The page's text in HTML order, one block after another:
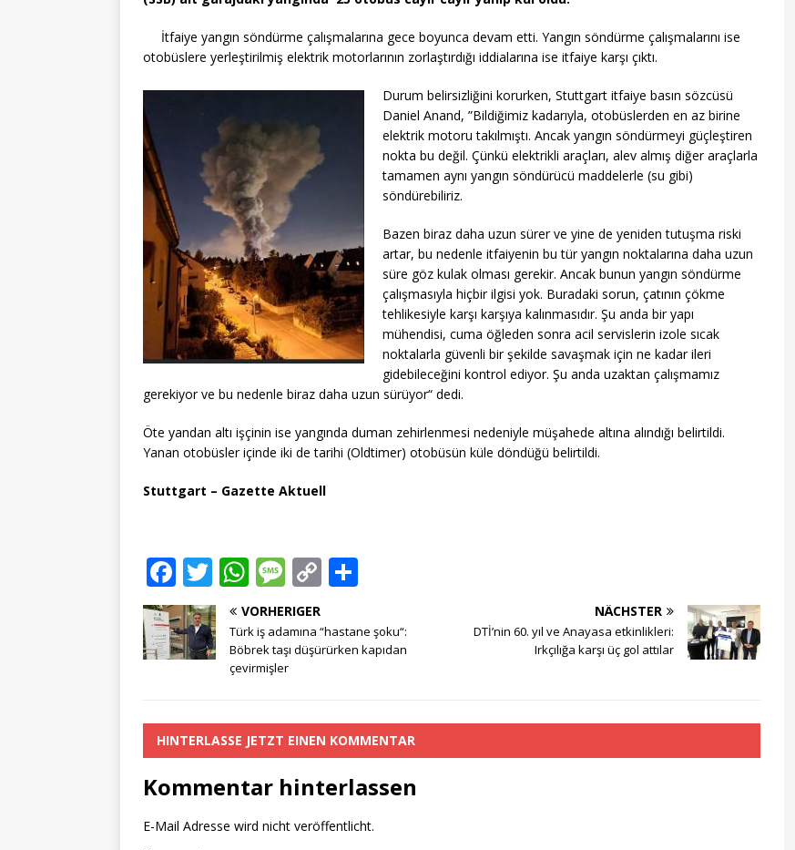
e
b
o
r
s
A
p
g
e
y
Li
n
İtfaiye yangın söndürme çalışmalarına gece boyunca devam etti. Yangın söndürme çalışmalarını ise
otobüslere yerleştirilmiş elektrik motorlarının zorlaştırdığı iddialarına ise itfaiye karşı çıktı.
Durum belirsizliğini korurken, Stuttgart itfaiye basın sözcüsü
Daniel Anand, ”Bildiğimiz kadarıyla, otobüslerden en az birine
elektrik motoru takılmıştı. Ancak yangın söndürmeyi güçleştiren
nokta bu değil. Çünkü elektrikli araçları, alev almış diğer araçlarla
tamamen aynı yangın söndürücü maddelerle (su gibi)
söndürebiliriz.
Bazen biraz daha uzun sürer ve yine de yeniden tutuşma riski
artar, bu nedenle itfaiyenin bu tür yangın noktalarına daha uzun
süre göz kulak olması gerekir. Ancak bunun yangın söndürme
çalışmasıyla hiçbir ilgisi yok. Buradaki sorun, çatının çökme
tehlikesiyle karşı karşıya kalınmasıdır. Şu anda bir yapı
mühendisi, cuma öğleden sonra acil servislerin izole sıcak
noktalarla güvenli bir şekilde savaşmak için ne kadar ileri
gidebileceğini kontrol ediyor. Şu anda uzaktan çalışmamız
gerekiyor ve bu nedenle biraz daha uzun sürüyor“ dedi.
Öte yandan altı işçinin ise yangında duman zehirlenmesi nedeniyle müşahede altına alındığı belirtildi.
Yanan otobüsler içinde iki de tarihi (Oldtimer) otobüsün küle döndüğü belirtildi.
Stuttgart – Gazette Aktuell
F
a
c
e
o
o
k
T
w
it
te
W
h
at
s
p
p
M
e
ss
a
e
C
p
y
n
k
le
n
VORHERIGER
Türk iş adamına “hastane şoku“:
Böbrek taşı düşürürken kapıdan
çevirmişler
NÄCHSTER
DTİ’nin 60. yıl ve Anayasa etkinlikleri:
Irkçılığa karşı üç gol attılar
HINTERLASSE JETZT EINEN KOMMENTAR
Kommentar hinterlassen
E-Mail Adresse wird nicht veröffentlicht.